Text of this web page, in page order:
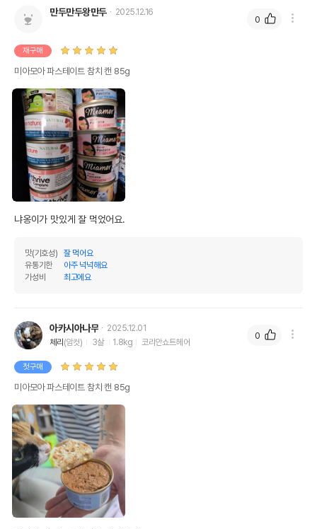
만두만두왕만두 2025.12.16
재구매
미아모아 파스테이트 참치 캔 85g
냐옹이가 맛있게 잘 먹었어요.
맛(기호성)
잘 먹어요
유통기한
아주 넉넉해요
가성비
최고에요
0
아카시아나무
2025.12.01
체리 (암컷) 3살 1.8kg 코리안쇼트헤어
첫구매
미아모아 파스테이트 참치 캔 85g
0